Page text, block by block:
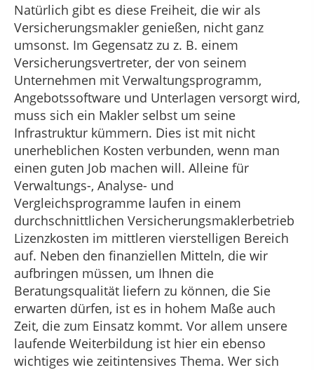
Natürlich gibt es diese Freiheit, die wir als
Versicherungsmakler genießen, nicht ganz
umsonst. Im Gegensatz zu z. B. einem
Versicherungsvertreter, der von seinem
Unternehmen mit Verwaltungsprogramm,
Angebotssoftware und Unterlagen versorgt wird,
muss sich ein Makler selbst um seine
Infrastruktur kümmern. Dies ist mit nicht
unerheblichen Kosten verbunden, wenn man
einen guten Job machen will. Alleine für
Verwaltungs-, Analyse- und
Vergleichsprogramme laufen in einem
durchschnittlichen Versicherungsmaklerbetrieb
Lizenzkosten im mittleren vierstelligen Bereich
auf. Neben den finanziellen Mitteln, die wir
aufbringen müssen, um Ihnen die
Beratungsqualität liefern zu können, die Sie
erwarten dürfen, ist es in hohem Maße auch
Zeit, die zum Einsatz kommt. Vor allem unsere
laufende Weiterbildung ist hier ein ebenso
wichtiges wie zeitintensives Thema. Wer sich